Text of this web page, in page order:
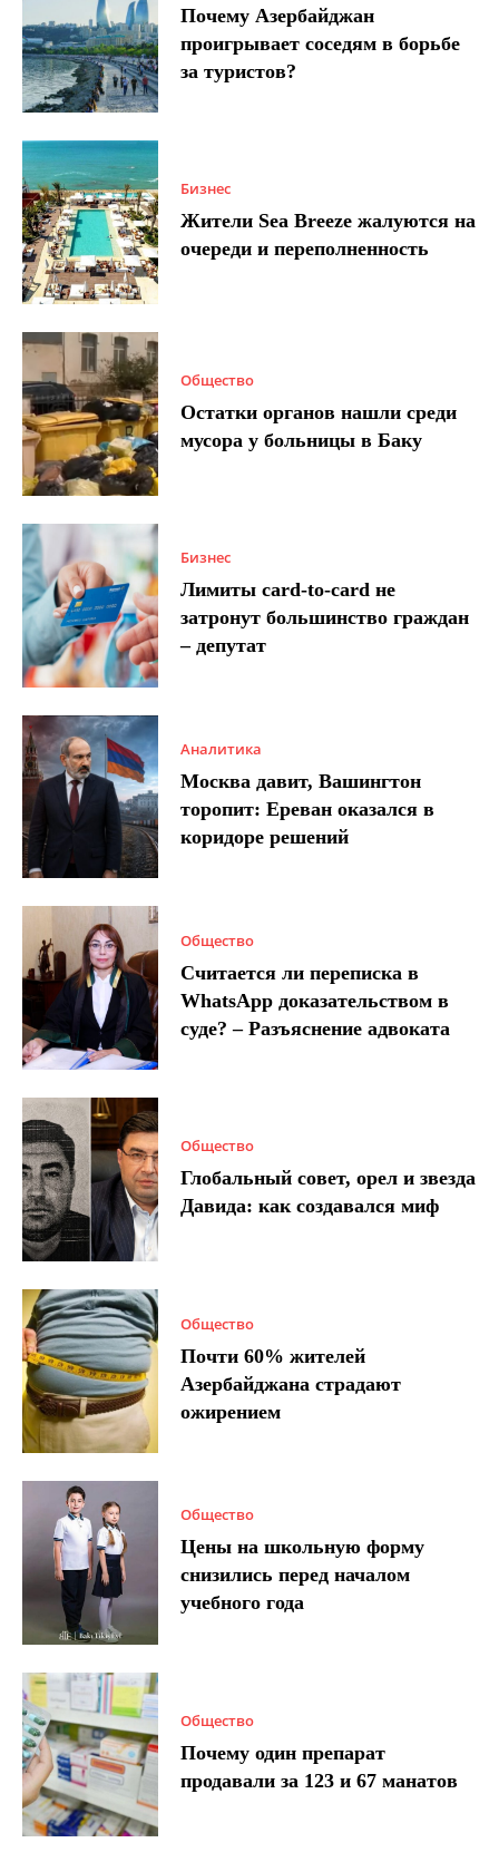
Почему Азербайджан
проигрывает соседям в борьбе
за туристов?
Бизнес
Жители Sea Breeze жалуются на
очереди и переполненность
Общество
Остатки органов нашли среди
мусора у больницы в Баку
Бизнес
Лимиты card-to-card не
затронут большинство граждан
– депутат
Аналитика
Москва давит, Вашингтон
торопит: Ереван оказался в
коридоре решений
Общество
Считается ли переписка в
WhatsApp доказательством в
суде? – Разъяснение адвоката
Общество
Глобальный совет, орел и звезда
Давида: как создавался миф
Общество
Почти 60% жителей
Азербайджана страдают
ожирением
Общество
Цены на школьную форму
снизились перед началом
учебного года
Общество
Почему один препарат
продавали за 123 и 67 манатов